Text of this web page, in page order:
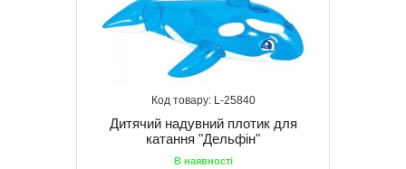
25840
Дитячий надувний плотик для
катання "Дельфін"